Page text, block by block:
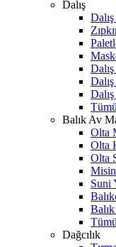
Dalış
Dalış
Balık Av
Olta
Olta
Olta
Suni
Dağcılık